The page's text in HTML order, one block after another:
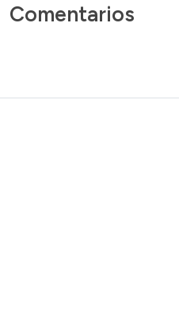
Comentarios